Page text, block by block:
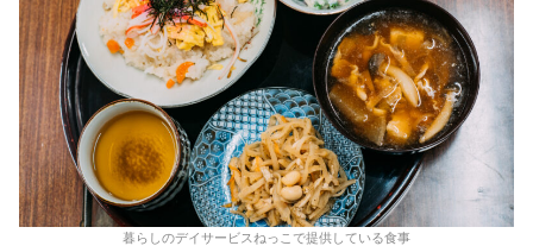
暮らしのデイサービスねっこで提供している食事